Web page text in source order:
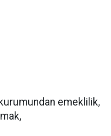
emeklilik,